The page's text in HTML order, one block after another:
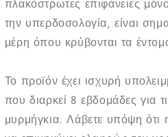
πλακόστρωτες επιφάνειες
την υπερδοσολογία, είναι
μέρη όπου κρύβονται τα
Το προϊόν έχει ισχυρή
που διαρκεί 8 εβδομάδες για
μυρμήγκια. Λάβετε υπόψη ότι